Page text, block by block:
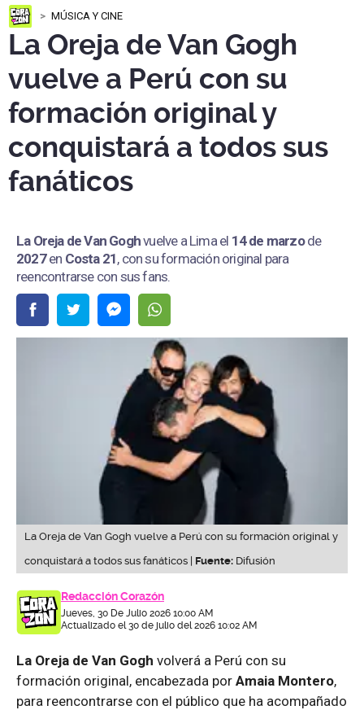
MÚSICA Y CINE
La Oreja de Van Gogh
vuelve a Perú con su
formación original y
conquistará a todos sus
fanáticos
La Oreja de Van Goghvuelve a Lima el 14 de marzode
2027en Costa 21, con su formación original para
reencontrarse con sus fans.
La Oreja de Van Gogh vuelve a Perú con su formación original y
conquistará a todos sus fanáticos | Fuente: Difusión
Redacción Corazón
Jueves, 30 De Julio 2026 10:00 AM
Actualizado el 30 de julio del 2026 10:02 AM
La Oreja de Van Gogh volverá a Perú con su
formación original, encabezada por Amaia Montero,
para reencontrarse con el público que ha acompañado